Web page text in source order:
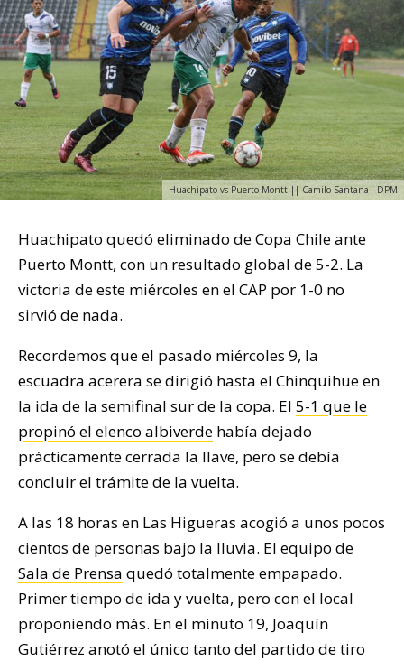
Huachipato vs Puerto Montt || Camilo Santana - DPM
Huachipato quedó eliminado de Copa Chile ante
Puerto Montt, con un resultado global de 5-2. La
victoria de este miércoles en el CAP por 1-0 no
sirvió de nada.
Recordemos que el pasado miércoles 9, la
escuadra acerera se dirigió hasta el Chinquihue en
la ida de la semifinal sur de la copa. El 5-1 que le
propinó el elenco albiverde había dejado
prácticamente cerrada la llave, pero se debía
concluir el trámite de la vuelta.
A las 18 horas en Las Higueras acogió a unos pocos
cientos de personas bajo la lluvia. El equipo de
Sala de Prensa quedó totalmente empapado.
Primer tiempo de ida y vuelta, pero con el local
proponiendo más. En el minuto 19, Joaquín
Gutiérrez anotó el único tanto del partido de tiro